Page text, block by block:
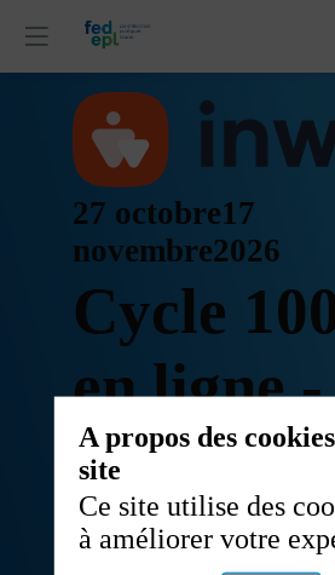
27 octobre17
novembre2026
Cycle
en ligne -
Stratégie
A propos des
site
Ce site utilise des
à améliorer votre